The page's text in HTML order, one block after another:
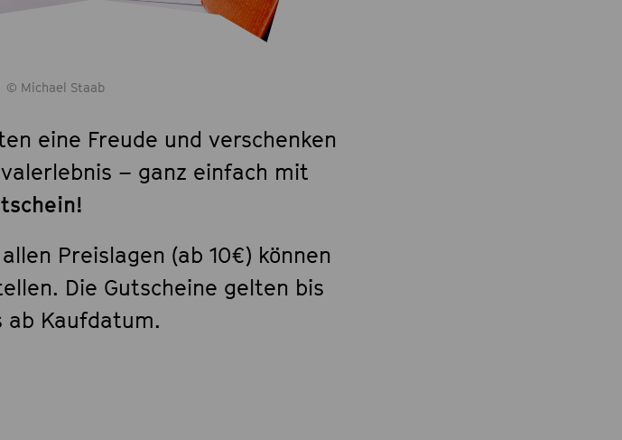
© Michael Staab
eine Freude und verschenken
– ganz einfach mit
Preislagen (ab 10€) können
Die Gutscheine gelten bis
ab Kaufdatum.